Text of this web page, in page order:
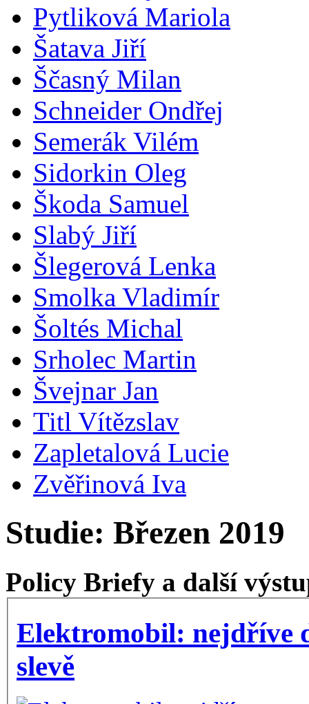
Pytliková Mariola
Šatava Jiří
Ščasný Milan
Schneider Ondřej
Semerák Vilém
Sidorkin Oleg
Škoda Samuel
Slabý Jiří
Šlegerová Lenka
Smolka Vladimír
Šoltés Michal
Srholec Martin
Švejnar Jan
Titl Vítězslav
Zapletalová Lucie
Zvěřinová Iva
Studie: Březen 2019
Policy Briefy a další
Elektromobil: nejdříve
slevě